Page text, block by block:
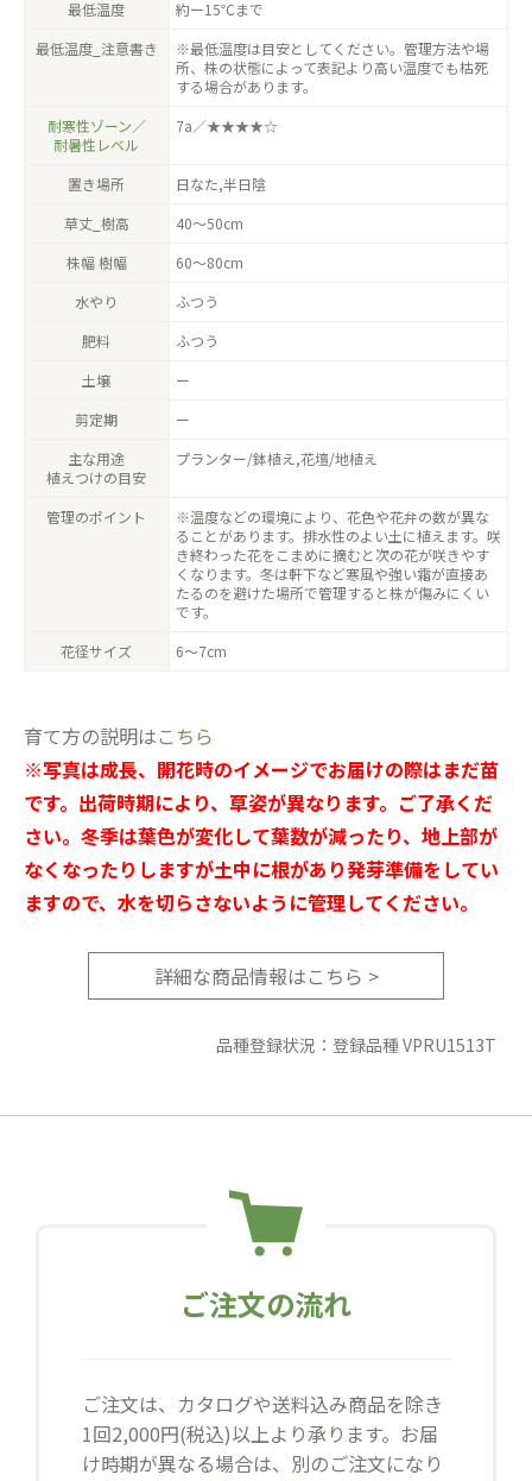
最低温度
約ー15℃まで
最低温度_注意書き
※最低温度は目安としてください。管理方法や場
所、株の状態によって表記より高い温度でも枯死
する場合があります。
耐寒性ゾーン／
耐暑性レベル
7a／★★★★☆
置き場所
日なた,半日陰
草丈_樹高
40〜50cm
株幅 樹幅
60〜80cm
水やり
ふつう
肥料
ふつう
土壌
ー
剪定期
ー
主な用途
植えつけの目安
プランター/鉢植え,花壇/地植え
管理のポイント
※温度などの環境により、花色や花弁の数が異な
ることがあります。排水性のよい土に植えます。咲
き終わった花をこまめに摘むと次の花が咲きやす
くなります。冬は軒下など寒風や強い霜が直接あ
たるのを避けた場所で管理すると株が傷みにくい
です。
花径サイズ
6〜7cm
育て方の説明はこちら
※写真は成長、開花時のイメージでお届けの際はまだ苗
です。出荷時期により、草姿が異なります。ご了承くだ
さい。冬季は葉色が変化して葉数が減ったり、地上部が
なくなったりしますが土中に根があり発芽準備をしてい
ますので、水を切らさないように管理してください。
詳細な商品情報はこちら >
品種登録状況：登録品種 VPRU1513T
ご注文の流れ
ご注文は、カタログや送料込み商品を除き
1回2,000円(税込)以上より承ります。お届
け時期が異なる場合は、別のご注文になり